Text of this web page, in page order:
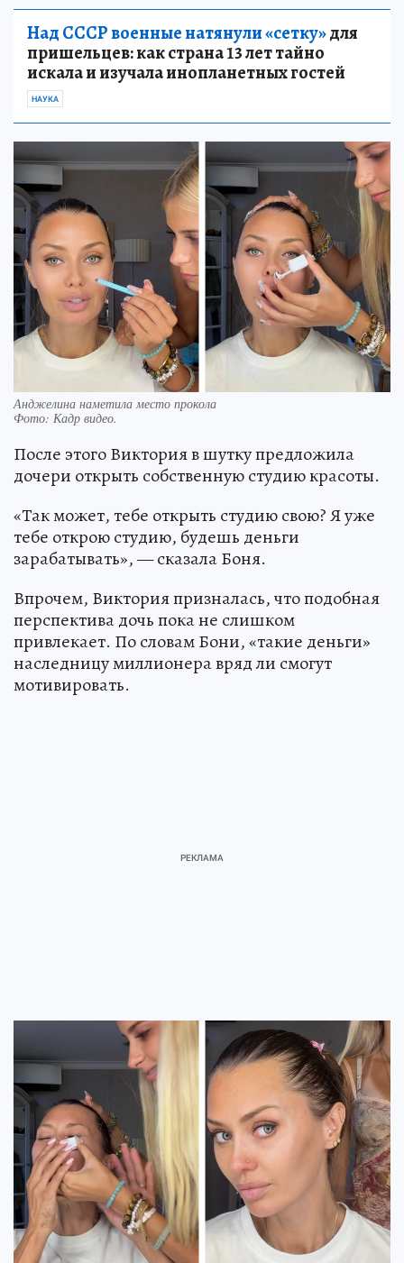
Над СССР военные натянули «сетку»для
пришельцев: как страна 13 лет тайно
искала и изучала инопланетных гостей
НАУКА
Анджелина наметила место прокола
Фото: Кадр видео.
После этого Виктория в шутку предложила
дочери открыть собственную студию красоты.
«Так может, тебе открыть студию свою? Я уже
тебе открою студию, будешь деньги
зарабатывать», — сказала Боня.
Впрочем, Виктория призналась, что подобная
перспектива дочь пока не слишком
привлекает. По словам Бони, «такие деньги»
наследницу миллионера вряд ли смогут
мотивировать.